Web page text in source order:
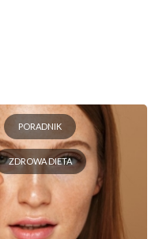
PORADNIK
ZDROWA DIETA